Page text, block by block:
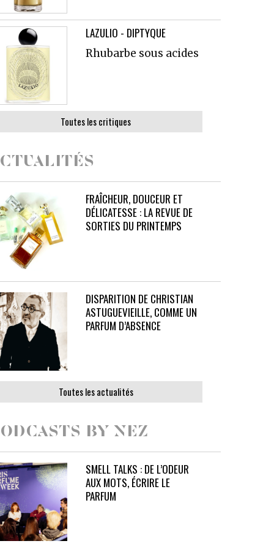
LAZULIO - DIPTYQUE
Rhubarbe sous acides
Toutes les critiques
FRAÎCHEUR, DOUCEUR ET
DÉLICATESSE : LA REVUE DE
SORTIES DU PRINTEMPS
DISPARITION DE CHRISTIAN
ASTUGUEVIEILLE, COMME UN
PARFUM D’ABSENCE
Toutes les actualités
BY NEZ
SMELL TALKS : DE L’ODEUR
AUX MOTS, ÉCRIRE LE
PARFUM